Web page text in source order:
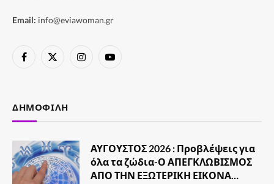
Email: info@eviawoman.gr
Facebook
X
InstagramYouTube
ΔΗΜΟΦΙΛΉ
ΑΥΓΟΥΣΤΟΣ 2026 : Προβλέψεις για
όλα τα ζώδια-Ο ΑΠΕΓΚΛΩΒΙΣΜΟΣ
ΑΠΟ ΤΗΝ ΕΞΩΤΕΡΙΚΗ ΕΙΚΟΝΑ…